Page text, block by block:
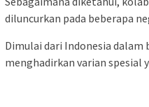
diluncurkan pada beberapa
Dimulai dari Indonesia dalam
menghadirkan varian spesial